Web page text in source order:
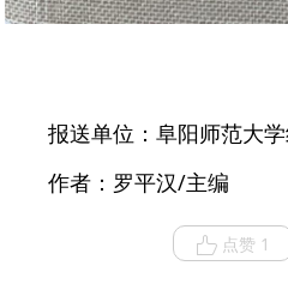
报送单位：阜阳师范大
作者：罗平汉/主编
点赞 1